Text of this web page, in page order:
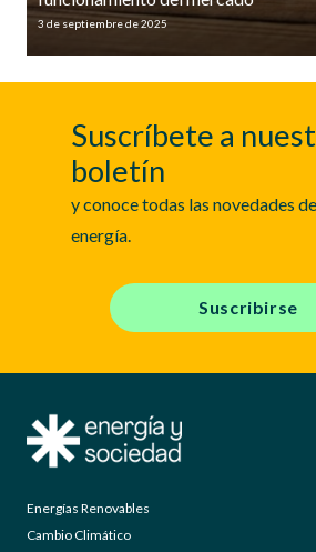
3 de septiembre de 2025
Suscríbete a
boletín
y conoce todas las novedades
energía.
Suscribirse
Energías Renovables
Cambio Climático